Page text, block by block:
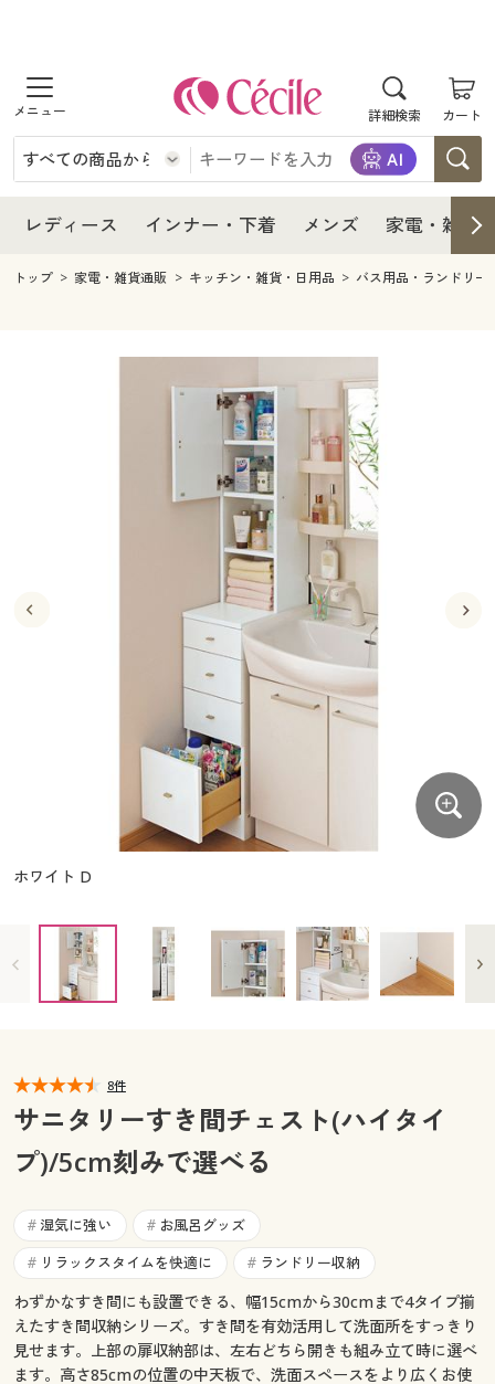
詳細検索 カート
商品を探す
レディース
レディースファッション
インナー・下着
インナー・下着通販すべて
メンズ
メンズファッション
寝具・インテリア・家具
寝具・インテリア・家具通販すべて
カーテン・ラグ・ファブリック
ジュニア・ティーンズ下着
大きいサイズ通販すべて
大きいサイズ レディース服
大きいサイズ レディース下着
大きいサイズ メンズ
大きいサイズ 事務・制服
シークレットセール
商品カテゴリ一覧
カタログ・チラシからのご注文
デジタルカタログ
カタログ無料プレゼント
マイページ
閲覧履歴
お気に入り
サポート
ご利用ガイド
レディース インナー・下着 メンズ 家電・雑貨
レディース
レディース通販すべて
レディースファッション
インナー・下着
インナー・下着通販すべて
ジュニア・ティーンズ下着
メンズ
キッチン・雑貨・日用品
寝具・インテリア・家具通販すべて
カーテン・ラグ・ファブリック
美容・健康通販すべて
美容・健康・サプリメント
制服・スクールすべて
ジュニア・ティーンズ下着
大きいサイズ レディース服
大きいサイズ レディース下着
大きいサイズ メンズ
大きいサイズ 事務・制服
カタログ・チラシからのご注文
デジタルカタログ
カタログ無料プレゼント
会員メニュー
閲覧履歴
お気に入り
サポート
ご利用ガイド
よくある質問とお問い合わせ
トップ 家電・雑貨通販 キッチン・雑貨・日用品 バス用品・ランドリー
ホワイト D
8件
サニタリーすき間チェスト(ハイタイ
プ)/5cm刻みで選べる
# 湿気に強い # お風呂グッズ
# リラックスタイムを快適に # ランドリー収納
わずかなすき間にも設置できる、幅15cmから30cmまで4タイプ揃
えたすき間収納シリーズ。すき間を有効活用して洗面所をすっきり
見せます。上部の扉収納部は、左右どちら開きも組み立て時に選べ
ます。高さ85cmの位置の中天板で、洗面スペースをより広くお使